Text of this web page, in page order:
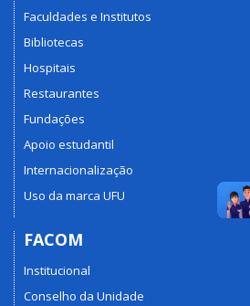
Faculdades e Institutos
Bibliotecas
Hospitais
Restaurantes
Fundações
Apoio estudantil
Internacionalização
Uso da marca UFU
FACOM
Institucional
Conselho da Unidade